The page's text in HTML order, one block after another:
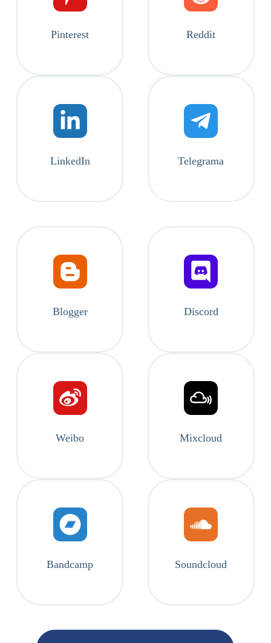
Pinterest Reddit
LinkedIn Telegrama
Blogger Discord
Weibo Mixcloud
Bandcamp Soundcloud